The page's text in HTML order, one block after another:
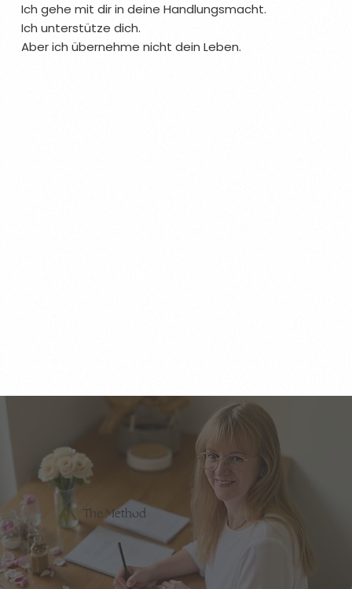
Ich gehe mit dir in deine Handlungsmacht.
Ich unterstütze dich.
Aber ich übernehme nicht dein Leben.
The Method